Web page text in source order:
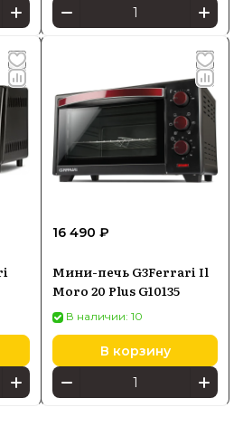
16 490 ₽
Мини-печь G3Ferrari Il
Moro 20 Plus G10135
В наличии: 10
В корзину